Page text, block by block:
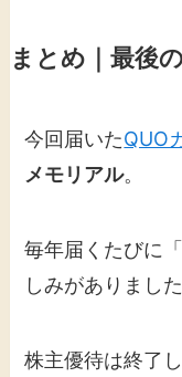
まとめ｜最後
今回届いたQUO
メモリアル。
毎年届くたびに
しみがありまし
株主優待は終了